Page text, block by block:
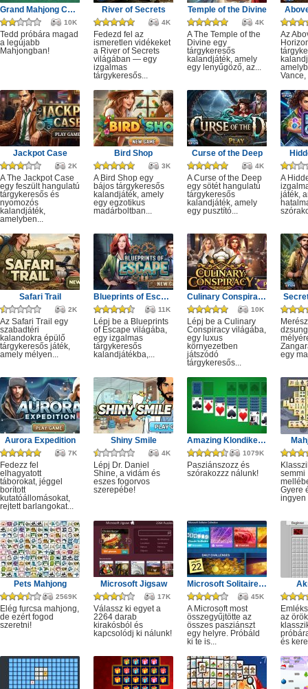
Grand Mahjong Connect
10K
Tedd próbára magad
a legújabb
Mahjongban!
River of Secrets
4K
Fedezd fel az
ismeretlen vidékeket
a River of Secrets
világában — egy
izgalmas
tárgykeresős...
Temple of the Divine
4K
A The Temple of the
Divine egy
tárgykeresős
kalandjáték, amely
egy lenyűgöző, az...
Az
Vance,
Jackpot Case
2K
A The Jackpot Case
egy feszült hangulatú
tárgykeresős és
nyomozós
kalandjáték,
amelyben...
Bird Shop
3K
A Bird Shop egy
bájos tárgykeresős
kalandjáték, amely
egy egzotikus
madárboltban...
Curse of the Deep
4K
A Curse of the Deep
egy sötét hangulatú
tárgykeresős
kalandjáték, amely
egy pusztító...
A
játék,
Safari Trail
2K
Az Safari Trail egy
szabadtéri
kalandokra épülő
tárgykeresős játék,
amely mélyen...
Blueprints of Escape
11K
Lépj be a Blueprints
of Escape világába,
egy izgalmas
tárgykeresős
kalandjátékba,...
Culinary Conspiracy
10K
Lépj be a Culinary
Conspiracy világába,
egy luxus
környezetben
játszódó
tárgykeresős...
egy
Aurora Expedition
7K
Fedezz fel
elhagyatott
táborokat, jéggel
borított
kutatóállomásokat,
rejtett barlangokat...
Shiny Smile
4K
Lépj Dr. Daniel
Shine, a vidám és
eszes fogorvos
szerepébe!
Amazing Klondike Solitaire
1079K
Pasziánszozz és
szórakozzz nálunk!
semmi
Gyere
ingyen
Pets Mahjong
2569K
Elég furcsa mahjong,
de ezért fogod
szeretni!
Microsoft Jigsaw
17K
Válassz ki egyet a
2264 darab
kirakósból és
kapcsolódj ki nálunk!
Microsoft Solitaire Collection
45K
A Microsoft most
összegyűjtötte az
összes pasziánszt
egy helyre. Próbáld
ki te is...
az örök
és